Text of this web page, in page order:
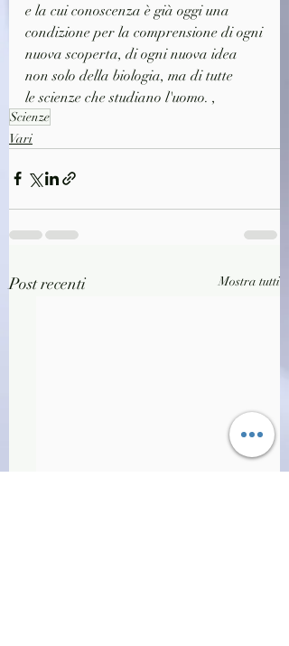
e la cui conoscenza è già oggi una
condizione per la comprensione di ogni
nuova scoperta, di ogni nuova idea
non solo della biologia, ma di tutte
le scienze che studiano l'uomo. ,
Scienze
Vari
Post recenti Mostra tutti